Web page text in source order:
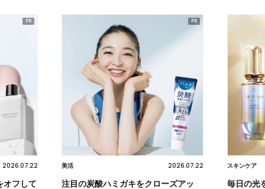
2026.07.22
オフして
美活 2026.07.22
注目の炭酸ハミガキをクローズアッ
スキンケア
毎日の光